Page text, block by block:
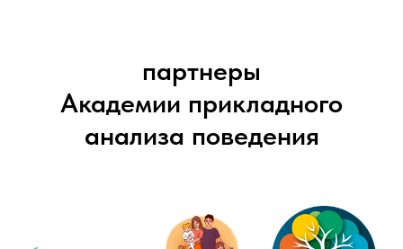
партнеры
Академии прикладного
анализа поведения